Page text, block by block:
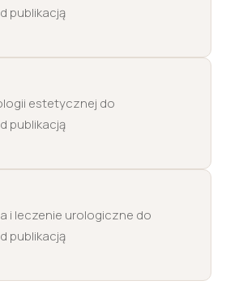
publikacją
estetycznej do
publikacją
i leczenie urologiczne do
publikacją